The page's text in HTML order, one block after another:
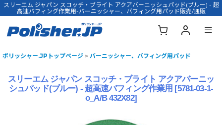
スリーエム ジャパン スコッチ・ブライト アクアバーニッシュパッド(ブルー) - 超
高速バフィング作業用-バーニッシャー、バフィング用パッド販売/通販
ポリッシャー.JPトップページ > バーニッシャー、バフィング用パッド
スリーエム ジャパン スコッチ・ブライト アクアバーニッ
シュパッド(ブルー) - 超高速バフィング作業用 [5781-03-1-
o_A/B 432X82]